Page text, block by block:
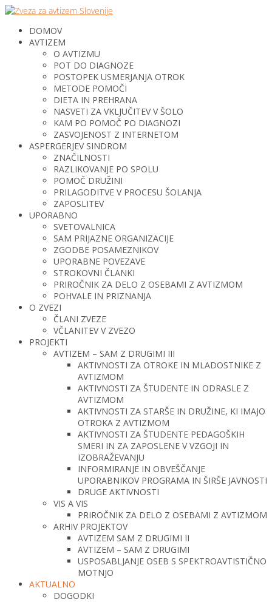
DOMOV
AVTIZEM
O AVTIZMU
POT DO DIAGNOZE
POSTOPEK USMERJANJA OTROK
METODE POMOČI
DIETA IN PREHRANA
NASVETI ZA VKLJUČITEV V ŠOLO
KAM PO POMOČ PO DIAGNOZI
ZASVOJENOST Z INTERNETOM
ASPERGERJEV SINDROM
ZNAČILNOSTI
RAZLIKOVANJE PO SPOLU
POMOČ DRUŽINI
PRILAGODITVE V PROCESU ŠOLANJA
ZAPOSLITEV
UPORABNO
SVETOVALNICA
SAM PRIJAZNE ORGANIZACIJE
ZGODBE POSAMEZNIKOV
UPORABNE POVEZAVE
STROKOVNI ČLANKI
PRIROČNIK ZA DELO Z OSEBAMI Z AVTIZMOM
POHVALE IN PRIZNANJA
O ZVEZI
ČLANI ZVEZE
VČLANITEV V ZVEZO
PROJEKTI
AVTIZEM – SAM Z DRUGIMI III
AKTIVNOSTI ZA OTROKE IN MLADOSTNIKE Z
AVTIZMOM
AKTIVNOSTI ZA ŠTUDENTE IN ODRASLE Z
AVTIZMOM
AKTIVNOSTI ZA STARŠE IN DRUŽINE, KI IMAJO
OTROKA Z AVTIZMOM
AKTIVNOSTI ZA ŠTUDENTE PEDAGOŠKIH
SMERI IN ZA ZAPOSLENE V VZGOJI IN
IZOBRAŽEVANJU
INFORMIRANJE IN OBVEŠČANJE
UPORABNIKOV PROGRAMA IN ŠIRŠE JAVNOSTI
DRUGE AKTIVNOSTI
VIS A VIS
PRIROČNIK ZA DELO Z OSEBAMI Z AVTIZMOM
ARHIV PROJEKTOV
AVTIZEM SAM Z DRUGIMI II
AVTIZEM – SAM Z DRUGIMI
USPOSABLJANJE OSEB S SPEKTROAVTISTIČNO
MOTNJO
AKTUALNO
DOGODKI